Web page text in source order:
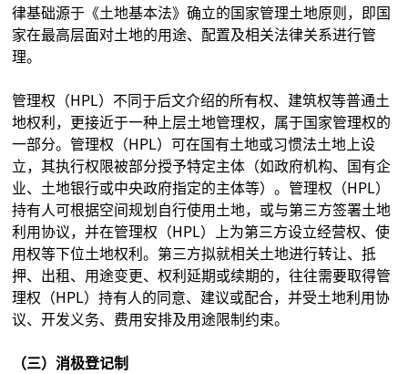
律基础源于《土地基本法》确立的国家管理土地原则，即国
家在最高层面对土地的用途、配置及相关法律关系进行管
理。
管理权（HPL）不同于后文介绍的所有权、建筑权等普通土
地权利，更接近于一种上层土地管理权，属于国家管理权的
一部分。管理权（HPL）可在国有土地或习惯法土地上设
立，其执行权限被部分授予特定主体（如政府机构、国有企
业、土地银行或中央政府指定的主体等）。管理权（HPL）
持有人可根据空间规划自行使用土地，或与第三方签署土地
利用协议，并在管理权（HPL）上为第三方设立经营权、使
用权等下位土地权利。第三方拟就相关土地进行转让、抵
押、出租、用途变更、权利延期或续期的，往往需要取得管
理权（HPL）持有人的同意、建议或配合，并受土地利用协
议、开发义务、费用安排及用途限制约束。
（三）消极登记制